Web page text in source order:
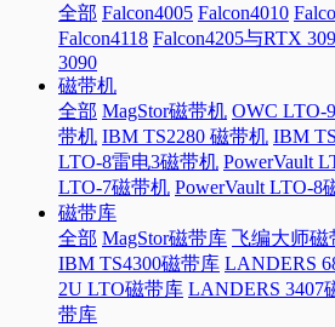
全部 Falcon4005 Falcon4010
Falcon4118 Falcon4205与RTX
3090
磁带机
全部 MagStor磁带机 OWC LTO-
带机 IBM TS2280 磁带机 IBM
LTO-8雷电3磁带机 PowerVault
LTO-7磁带机 PowerVault LTO-8
磁带库
全部 MagStor磁带库 飞编大师磁
IBM TS4300磁带库 LANDERS
2U LTO磁带库 LANDERS 3407
带库